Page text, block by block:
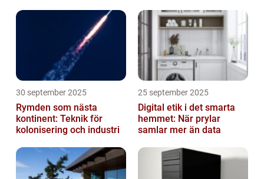
30 september 2025
Rymden som nästa
kontinent: Teknik för
kolonisering och industri
25 september 2025
Digital etik i det smarta
hemmet: När prylar
samlar mer än data